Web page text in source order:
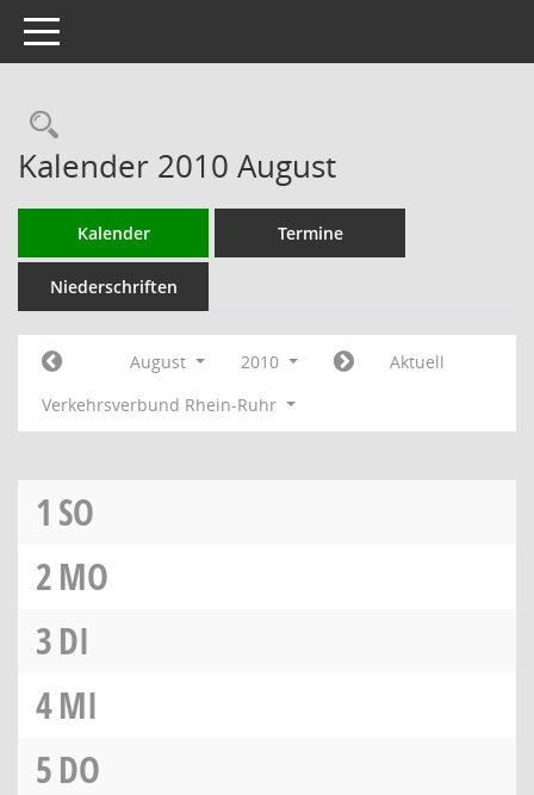
Toggle navigation
Rechercheauswahl
Kalender 2010 August
Kalender Termine
Niederschriften
August 2010
Aktuell
Verkehrsverbund Rhein-Ruhr
1 SO
2MO
3DI
4MI
5DO